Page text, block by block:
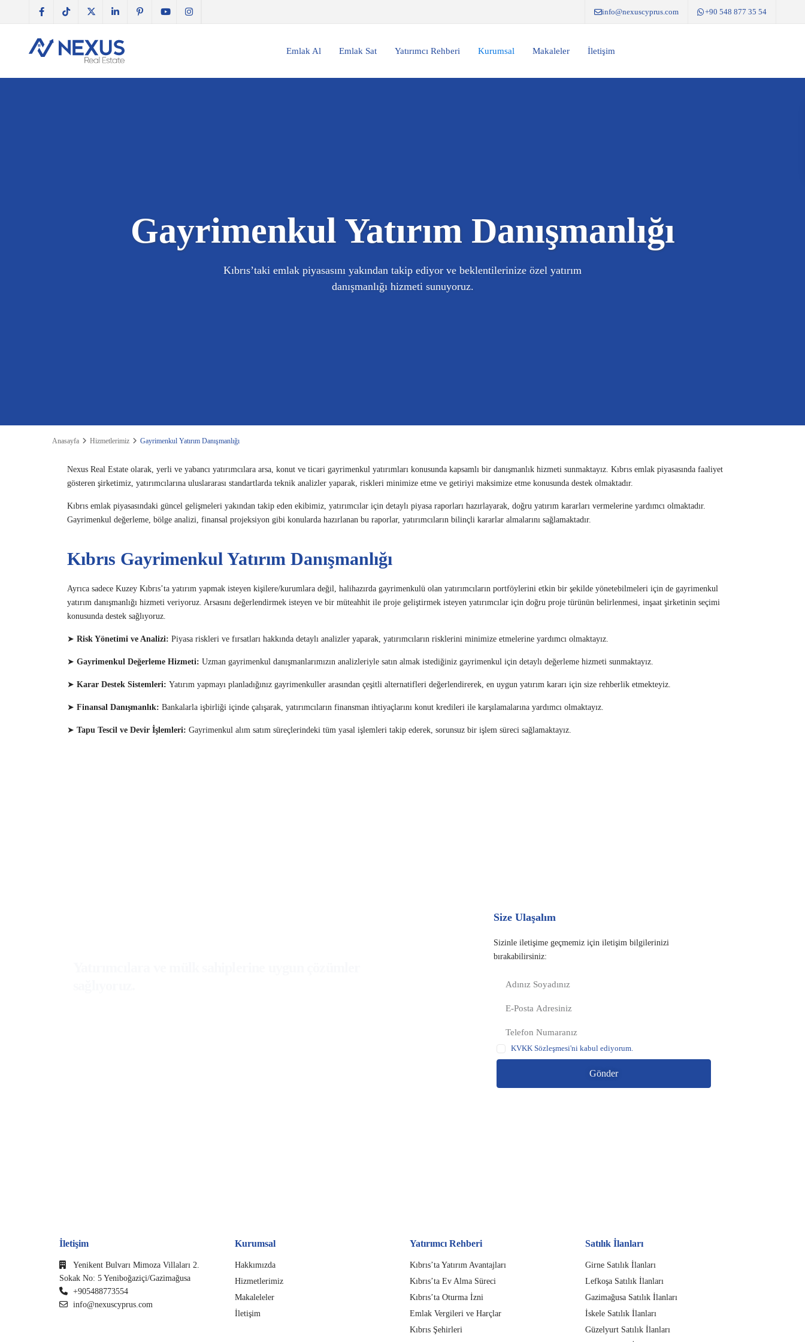
info@nexuscyprus.com +90 548 877 35 54
Emlak Al Emlak Sat Yatırımcı Rehberi Kurumsal Makaleler İletişim
Gayrimenkul Yatırım Danışmanlığı
Kıbrıs’taki emlak piyasasını yakından takip ediyor ve beklentilerinize özel yatırım
danışmanlığı hizmeti sunuyoruz.
Anasayfa Hizmetlerimiz Gayrimenkul Yatırım Danışmanlığı
Nexus Real Estate olarak, yerli ve yabancı yatırımcılara arsa, konut ve ticari gayrimenkul yatırımları konusunda kapsamlı bir danışmanlık hizmeti sunmaktayız. Kıbrıs emlak piyasasında faaliyet
gösteren şirketimiz, yatırımcılarına uluslararası standartlarda teknik analizler yaparak, riskleri minimize etme ve getiriyi maksimize etme konusunda destek olmaktadır.
Kıbrıs emlak piyasasındaki güncel gelişmeleri yakından takip eden ekibimiz, yatırımcılar için detaylı piyasa raporları hazırlayarak, doğru yatırım kararları vermelerine yardımcı olmaktadır.
Gayrimenkul değerleme, bölge analizi, finansal projeksiyon gibi konularda hazırlanan bu raporlar, yatırımcıların bilinçli kararlar almalarını sağlamaktadır.
Kıbrıs Gayrimenkul Yatırım Danışmanlığı
Ayrıca sadece Kuzey Kıbrıs’ta yatırım yapmak isteyen kişilere/kurumlara değil, halihazırda gayrimenkulü olan yatırımcıların portföylerini etkin bir şekilde yönetebilmeleri için de gayrimenkul
yatırım danışmanlığı hizmeti veriyoruz. Arsasını değerlendirmek isteyen ve bir müteahhit ile proje geliştirmek isteyen yatırımcılar için doğru proje türünün belirlenmesi, inşaat şirketinin seçimi
konusunda destek sağlıyoruz.
➤ Risk Yönetimi ve Analizi: Piyasa riskleri ve fırsatları hakkında detaylı analizler yaparak, yatırımcıların risklerini minimize etmelerine yardımcı olmaktayız.
➤ Gayrimenkul Değerleme Hizmeti: Uzman gayrimenkul danışmanlarımızın analizleriyle satın almak istediğiniz gayrimenkul için detaylı değerleme hizmeti sunmaktayız.
➤ Karar Destek Sistemleri: Yatırım yapmayı planladığınız gayrimenkuller arasından çeşitli alternatifleri değerlendirerek, en uygun yatırım kararı için size rehberlik etmekteyiz.
➤ Finansal Danışmanlık: Bankalarla işbirliği içinde çalışarak, yatırımcıların finansman ihtiyaçlarını konut kredileri ile karşılamalarına yardımcı olmaktayız.
➤ Tapu Tescil ve Devir İşlemleri: Gayrimenkul alım satım süreçlerindeki tüm yasal işlemleri takip ederek, sorunsuz bir işlem süreci sağlamaktayız.
Size Ulaşalım
Sizinle iletişime geçmemiz için iletişim bilgilerinizi
bırakabilirsiniz:
KVKK Sözleşmesi'ni kabul ediyorum.
Gönder
İletişim
Yenikent Bulvarı Mimoza Villaları 2.
Sokak No: 5 Yeniboğaziçi/Gazimağusa
+905488773554
info@nexuscyprus.com
Kurumsal
Hakkımızda
Hizmetlerimiz
Makaleleler
İletişim
Yatırımcı Rehberi
Kıbrıs’ta Yatırım Avantajları
Kıbrıs’ta Ev Alma Süreci
Kıbrıs’ta Oturma İzni
Emlak Vergileri ve Harçlar
Kıbrıs Şehirleri
Satılık İlanları
Girne Satılık İlanları
Lefkoşa Satılık İlanları
Gazimağusa Satılık İlanları
İskele Satılık İlanları
Güzelyurt Satılık İlanları